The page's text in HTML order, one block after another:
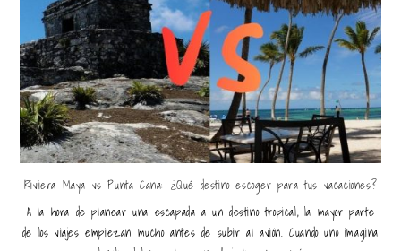
Riviera Maya vs Punta Cana: ¿Qué destino escoger para tus vacaciones?
A la hora de planear una escapada a un destino tropical, la mayor parte
de los viajes empiezan mucho antes de subir al avión. Cuando uno imagina